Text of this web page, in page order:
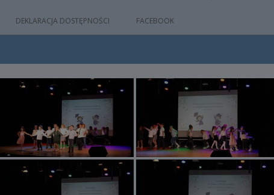
DEKLARACJA DOSTĘPNOŚCI FACEBOOK